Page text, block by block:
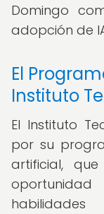
Domingo
adopción de
El
Instituto
El Instituto
por su
artificial,